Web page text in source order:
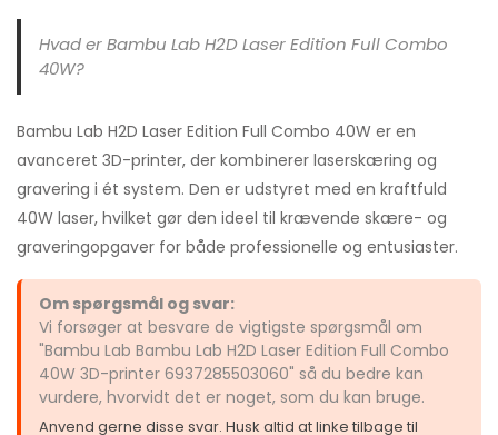
Hvad er Bambu Lab H2D Laser Edition Full Combo
40W?
Bambu Lab H2D Laser Edition Full Combo 40W er en
avanceret 3D-printer, der kombinerer laserskæring og
gravering i ét system. Den er udstyret med en kraftfuld
40W laser, hvilket gør den ideel til krævende skære- og
graveringopgaver for både professionelle og entusiaster.
Om spørgsmål og svar:
Vi forsøger at besvare de vigtigste spørgsmål om
"Bambu Lab Bambu Lab H2D Laser Edition Full Combo
40W 3D-printer 6937285503060" så du bedre kan
vurdere, hvorvidt det er noget, som du kan bruge.
Anvend gerne disse svar. Husk altid at linke tilbage til